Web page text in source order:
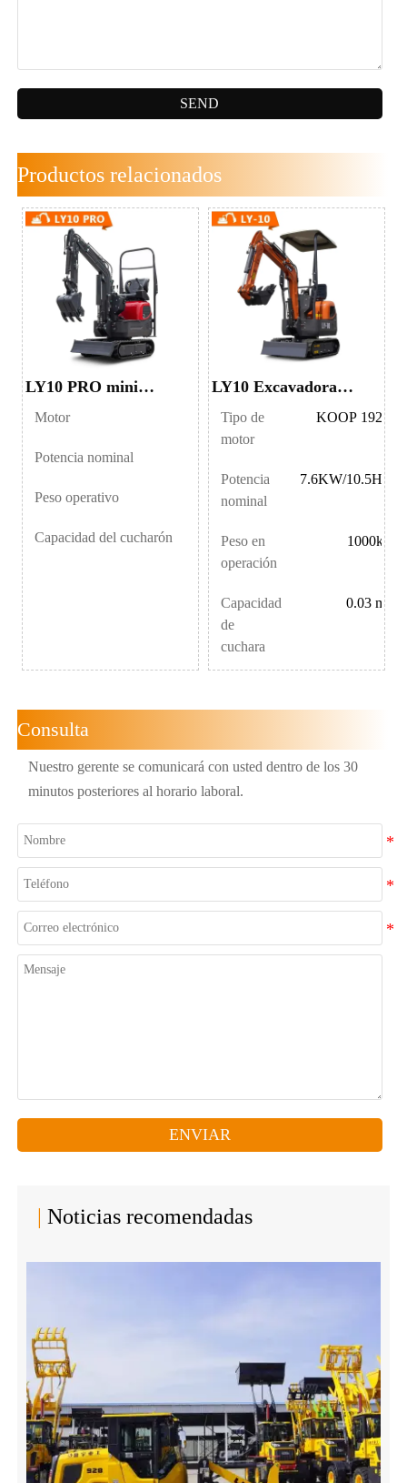
SEND
Productos relacionados
LY10 PRO mini
excavadora de 1 ton
Motor BRIGGS&STRATTON
Potencia nominal
Peso operativo
Capacidad del cucharón 0.03m³
LY10 Excavadora
miniatura de 1 tonelada
Tipo de
motor
KOOP 192F
Potencia
nominal
7.6KW/10.5HP
Peso en
operación
1000kg
Capacidad
de
cuchara
0.03 m³
Consulta
Nuestro gerente se comunicará con usted dentro de los 30
minutos posteriores al horario laboral.
ENVIAR
| Noticias recomendadas